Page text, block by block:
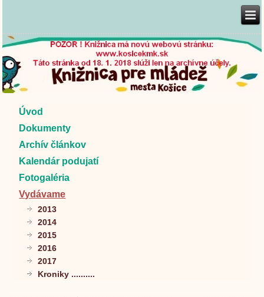
Úvod
Dokumenty
Archív článkov
Kalendár podujatí
Fotogaléria
Vydávame
2013
2014
2015
2016
2017
Kroniky ..........